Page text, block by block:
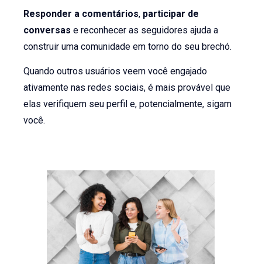
Responder a comentários, participar de
conversas e reconhecer as seguidores ajuda a
construir uma comunidade em torno do seu brechó.
Quando outros usuários veem você engajado
ativamente nas redes sociais, é mais provável que
elas verifiquem seu perfil e, potencialmente, sigam
você.